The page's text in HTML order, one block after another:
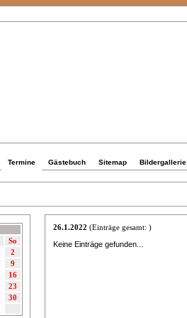
Termine Gästebuch Sitemap Bildergallerie
So
2
9
16
23
30
26.1.2022 (Einträge gesamt: )
Keine Einträge gefunden...